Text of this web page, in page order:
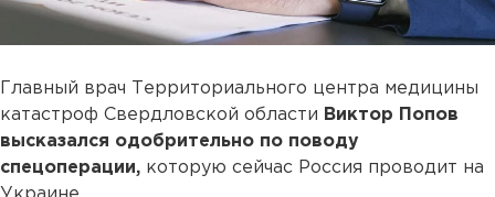
Главный врач Территориального центра медицины
катастроф Свердловской области Виктор Попов
высказался одобрительно по поводу
спецоперации, которую сейчас Россия проводит на